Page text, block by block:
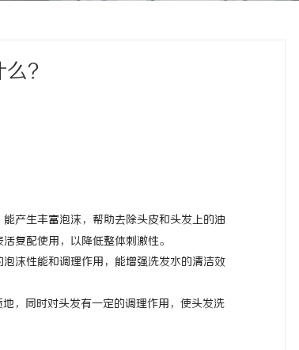
？
产生丰富泡沫，帮助去除头皮和头发上的油
复配使用，以降低整体刺激性。
沫性能和调理作用，能增强洗发水的清洁效
，同时对头发有一定的调理作用，使头发洗